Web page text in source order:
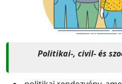
Politikai-, civil- és